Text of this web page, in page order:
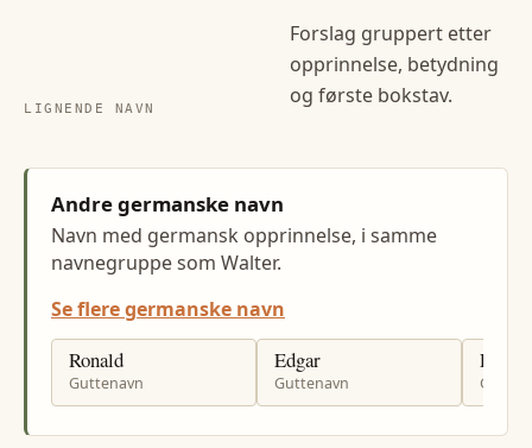
LIGNENDE NAVN
Forslag gruppert etter
opprinnelse, betydning
og første bokstav.
Andre germanske navn
Navn med germansk opprinnelse, i samme
navnegruppe som Walter.
Se flere germanske navn
Ronald
Guttenavn
Edgar
Guttenavn